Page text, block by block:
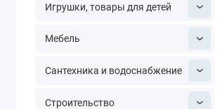
Игрушки, товары для детей
Мебель
Сантехника и водоснабжение
Строительство